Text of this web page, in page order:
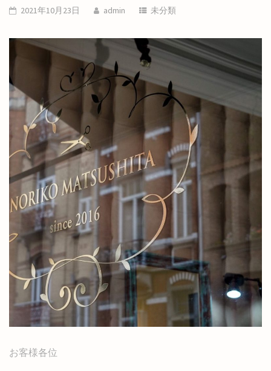
2021年10月23日 admin 未分類
お客様各位